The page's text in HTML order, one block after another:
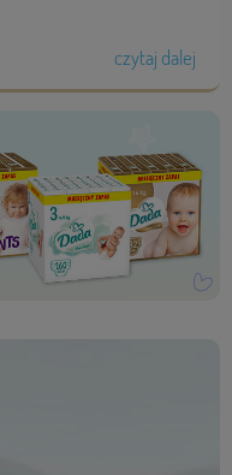
czytaj dalej